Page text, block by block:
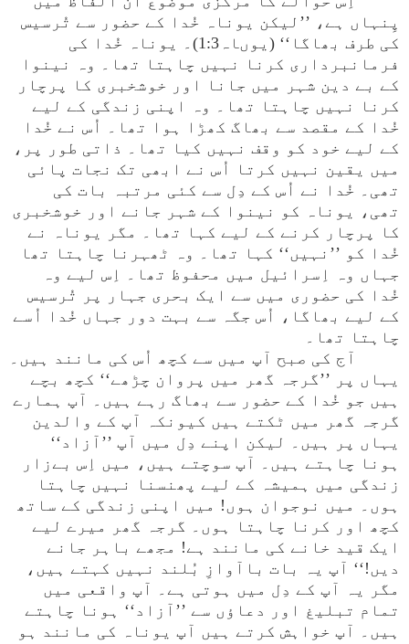
پِنہاں ہے، ’’لیکن یوناہ خُدا کے حضور سے تُرسیس
کی طرف بھاگا‘‘ (یوںاہ1:3)۔ یوناہ خُدا کی
فرمانبرداری کرنا نہیں چاہتا تھا۔ وہ نینوا
کے بے دین شہر میں جانا اور خوشخبری کا پرچار
کرنا نہیں چاہتا تھا۔ وہ اپنی زندگی کے لیے
خُدا کے مقصد سے بھاگ کھڑا ہوا تھا۔ اُس نے خُدا
کے لیے خود کو وقف نہیں کیا تھا۔ ذاتی طور پر،
میں یقین نہیں کرتا اُس نے ابھی تک نجات پائی
تھی۔ خُدا نے اُس کے دِل سے کئی مرتبہ بات کی
تھی، یوناہ کو نینوا کے شہر جانے اور خوشخبری
کا پرچار کرنے کے لیے کہا تھا۔ مگر یوناہ نے
خُدا کو ’’نہیں‘‘ کہا تھا۔ وہ ٹھہرنا چاہتا تھا
جہاں وہ اِسرائیل میں محفوظ تھا۔ اِس لیے وہ
خُدا کی حضوری میں سے ایک بحری جہار پر تُرسیس
کے لیے بھاگا، اُس جگہ سے بہت دور جہاں خُدا اُسے
چاہتا تھا۔
آج کی صبح آپ میں سے کچھ اُس کی مانند ہیں۔
یہاں پر ’’گرجہ گھر میں پروان چڑھے‘‘ کچھ بچے
ہیں جو خُدا کے حضور سے بھاگ رہے ہیں۔ آپ ہمارے
گرجہ گھر میں ٹکتے ہیں کیونکہ آپ کے والدین
یہاں پر ہیں۔ لیکن اپنے دِل میں آپ ’’آزاد‘‘
ہونا چاہتے ہیں۔ آپ سوچتے ہیں، میں اِس بےزار
زندگی میں ہمیشہ کے لیے پھنسنا نہیں چاہتا
ہوں۔ میں نوجوان ہوں! میں اپنی زندگی کے ساتھ
کچھ اور کرنا چاہتا ہوں۔ گرجہ گھر میرے لیے
ایک قید خانے کی مانند ہے! مجھے باہر جانے
دیں!‘‘ آپ یہ بات باآوازِ بُلند نہیں کہتے ہیں،
مگر یہ آپ کے دِل میں ہوتی ہے۔ آپ واقعی میں
تمام تبلیغ اور دعاؤں سے ’’آزاد‘‘ ہونا چاہتے
ہیں۔ آپ خواہش کرتے ہیں آپ یوناہ کی مانند ہو